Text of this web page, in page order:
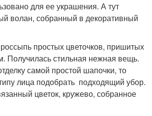
для ее украшения. А тут
волан, собранный в декоративный
простых цветочков, пришитых
Получилась стильная нежная вещь.
самой простой шапочки, то
лица подобрать подходящий убор.
цветок, кружево, собранное